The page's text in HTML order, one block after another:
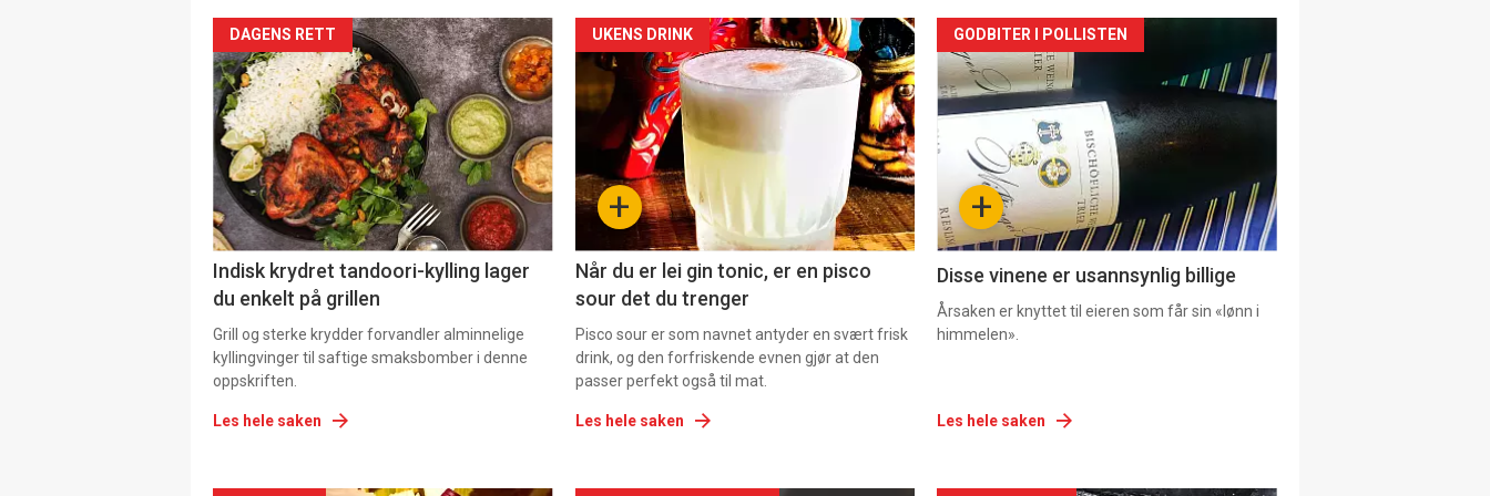
DAGENS RETT
Indisk krydret tandoori-kylling lager
du enkelt på grillen
Grill og sterke krydder forvandler alminnelige
kyllingvinger til saftige smaksbomber i denne
oppskriften.
Les hele saken
Forsiden
akkurat
nå
-
+
UKENS DRINK
Når du er lei gin tonic, er en pisco
sour det du trenger
Pisco sour er som navnet antyder en svært frisk
drink, og den forfriskende evnen gjør at den
passer perfekt også til mat.
Les hele saken
Forsiden
akkurat
nå
3 +
GODBITER I POLLISTEN
Disse vinene er usannsynlig billige
Årsaken er knyttet til eieren som får sin «lønn i
himmelen».
Les hele saken